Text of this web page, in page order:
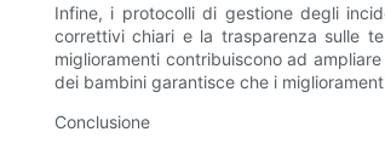
Infine, i protocolli di gestione degli
correttivi chiari e la trasparenza sulle
miglioramenti contribuiscono ad
dei bambini garantisce che i
Conclusione